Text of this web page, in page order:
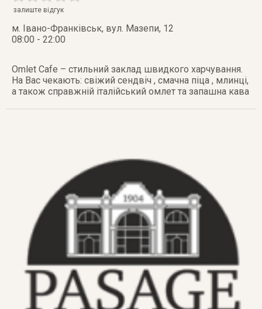
залиште відгук
м. Івано-Франківськ, вул. Мазепи, 12
08:00 - 22:00
Omlet Cafe – стильний заклад швидкого харчування.
На Вас чекають: свіжий сендвіч , смачна піца , млинці,
а також справжній італійський омлет та запашна кава